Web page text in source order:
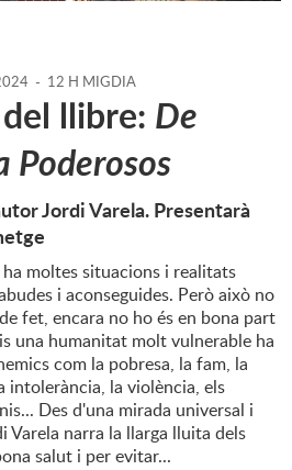
- 12 H MIGDIA
llibre: De
Poderosos
Jordi Varela. Presentarà
moltes situacions i realitats
i aconseguides. Però això no
fet, encara no ho és en bona part
una humanitat molt vulnerable ha
com la pobresa, la fam, la
intolerància, la violència, els
Des d'una mirada universal i
Varela narra la llarga lluita dels
salut i per evitar...